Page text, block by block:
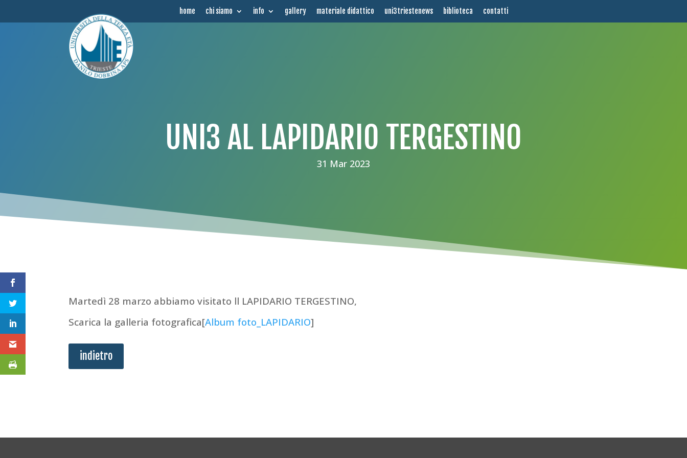
home chi siamo info gallery materiale didattico uni3triestenews biblioteca contatti
UNI3 AL LAPIDARIO TERGESTINO
31 Mar 2023
Martedì 28 marzo abbiamo visitato ll LAPIDARIO TERGESTINO,
Scarica la galleria fotografica[Album foto_LAPIDARIO]
indietro